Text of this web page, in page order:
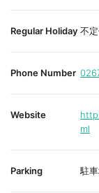
Regular Holiday 不
Phone Number
Website
ml
Parking 駐